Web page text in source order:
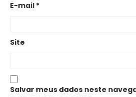
E-mail *
Site
Salvar meus dados neste